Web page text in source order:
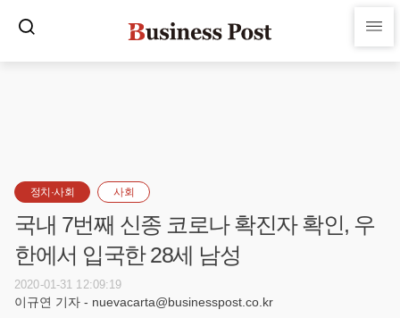
정치·사회 사회
국내 7번째 신종 코로나 확진자 확인, 우
한에서 입국한 28세 남성
2020-01-31 12:09:19
이규연 기자 - nuevacarta@businesspost.co.kr